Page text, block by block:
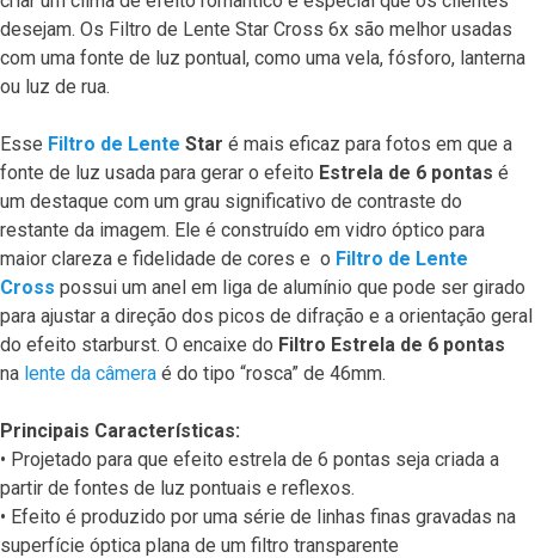
desejam. Os Filtro de Lente Star Cross 6x são melhor usadas
com uma fonte de luz pontual, como uma vela, fósforo, lanterna
ou luz de rua.
Esse Filtro de Lente Star é mais eficaz para fotos em que a
fonte de luz usada para gerar o efeito Estrela de 6 pontas é
um destaque com um grau significativo de contraste do
restante da imagem. Ele é construído em vidro óptico para
maior clareza e fidelidade de cores e o Filtro de Lente
Cross possui um anel em liga de alumínio que pode ser girado
para ajustar a direção dos picos de difração e a orientação geral
do efeito starburst. O encaixe do Filtro Estrela de 6 pontas
na lente da câmera é do tipo “rosca” de 46mm.
Principais Características:
• Projetado para que efeito estrela de 6 pontas seja criada a
partir de fontes de luz pontuais e reflexos.
• Efeito é produzido por uma série de linhas finas gravadas na
superfície óptica plana de um filtro transparente